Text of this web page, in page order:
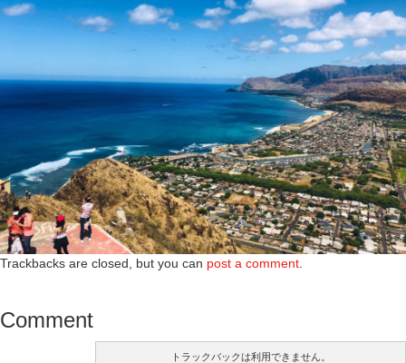
Trackbacks are closed, but you can post a comment
Comment
トラックバックは利用できません。